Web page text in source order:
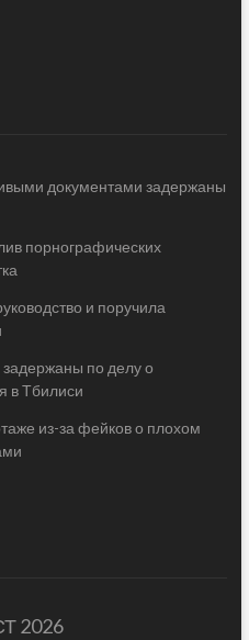
документами задержаны
порнографических
и поручила
по делу о
в Тбилиси
из-за фейков о плохом
2026